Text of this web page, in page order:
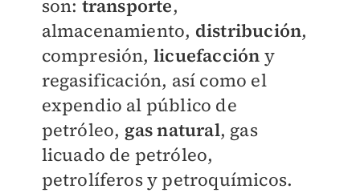
son: transporte,
almacenamiento, distribución,
compresión, licuefacción y
regasificación, así como el
expendio al público de
petróleo, gas natural, gas
licuado de petróleo,
petrolíferos y petroquímicos.